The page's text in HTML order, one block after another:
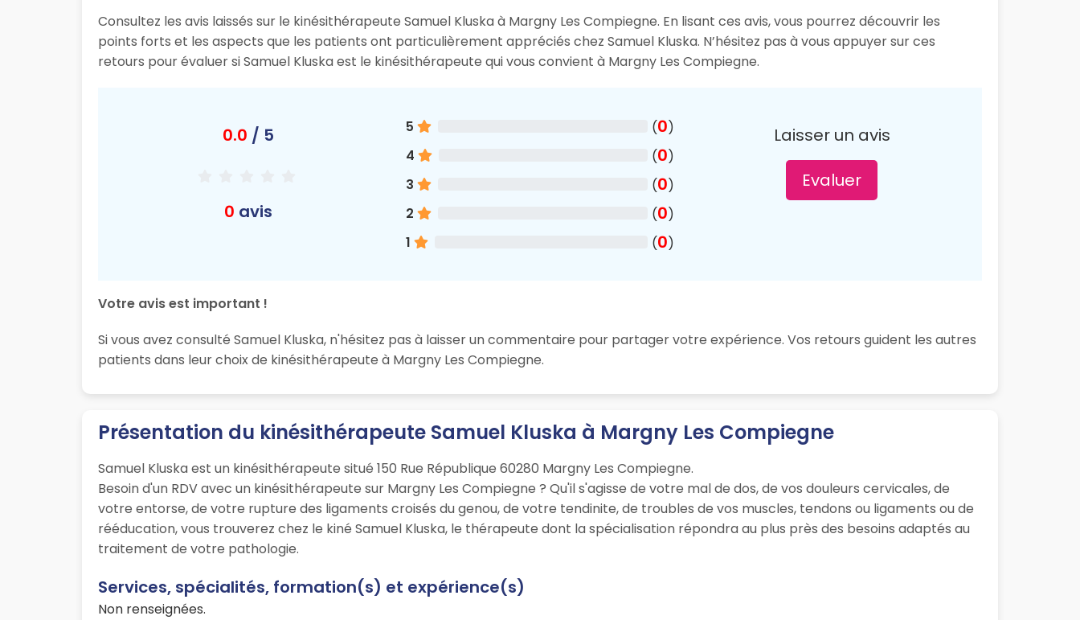
Consultez les avis laissés sur le kinésithérapeute Samuel Kluska à Margny Les Compiegne. En lisant ces avis, vous pourrez découvrir les
points forts et les aspects que les patients ont particulièrement appréciés chez Samuel Kluska. N’hésitez pas à vous appuyer sur ces
retours pour évaluer si Samuel Kluska est le kinésithérapeute qui vous convient à Margny Les Compiegne.
0.0 / 5
0 avis
5 (0)
4
(0)
3
(0)
2
(0)
1
(0)
Laisser un avis
Evaluer
Votre avis est important !
Si vous avez consulté Samuel Kluska, n'hésitez pas à laisser un commentaire pour partager votre expérience. Vos retours guident les autres
patients dans leur choix de kinésithérapeute à Margny Les Compiegne.
Présentation du kinésithérapeute Samuel Kluska à Margny Les Compiegne
Samuel Kluska est un kinésithérapeute situé 150 Rue République 60280 Margny Les Compiegne.
Besoin d'un RDV avec un kinésithérapeute sur Margny Les Compiegne ? Qu'il s'agisse de votre mal de dos, de vos douleurs cervicales, de
votre entorse, de votre rupture des ligaments croisés du genou, de votre tendinite, de troubles de vos muscles, tendons ou ligaments ou de
rééducation, vous trouverez chez le kiné Samuel Kluska, le thérapeute dont la spécialisation répondra au plus près des besoins adaptés au
traitement de votre pathologie.
Services, spécialités, formation(s) et expérience(s)
Non renseignées.